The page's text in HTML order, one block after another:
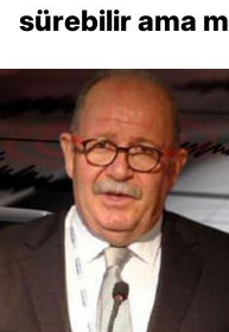
sürebilir ama